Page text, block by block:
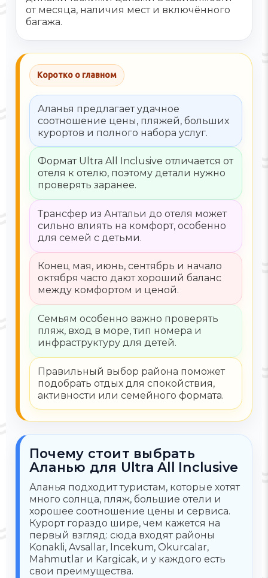
от месяца, наличия мест и включённого
багажа.
Коротко о главном
Аланья предлагает удачное
соотношение цены, пляжей, больших
курортов и полного набора услуг.
Формат Ultra All Inclusive отличается от
отеля к отелю, поэтому детали нужно
проверять заранее.
Трансфер из Антальи до отеля может
сильно влиять на комфорт, особенно
для семей с детьми.
Конец мая, июнь, сентябрь и начало
октября часто дают хороший баланс
между комфортом и ценой.
Семьям особенно важно проверять
пляж, вход в море, тип номера и
инфраструктуру для детей.
Правильный выбор района поможет
подобрать отдых для спокойствия,
активности или семейного формата.
Почему стоит выбрать
Аланью для Ultra All Inclusive
Аланья подходит туристам, которые хотят
много солнца, пляж, большие отели и
хорошее соотношение цены и сервиса.
Курорт гораздо шире, чем кажется на
первый взгляд: сюда входят районы
Konakli, Avsallar, Incekum, Okurcalar,
Mahmutlar и Kargicak, и у каждого есть
свои преимущества.